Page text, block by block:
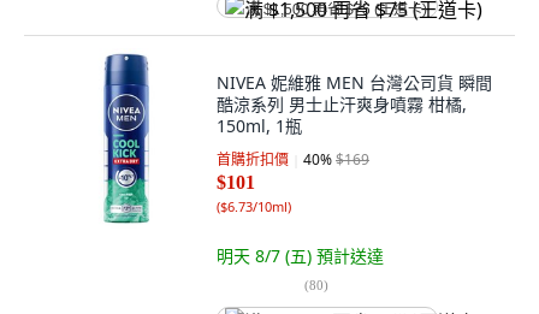
满 $1,500 再省 $75 (王道卡)
NIVEA 妮維雅 MEN 台灣公司貨 瞬間
酷涼系列 男士止汗爽身噴霧 柑橘,
150ml, 1瓶
首購折扣價 40%$169
$101
($6.73/10ml)
明天 8/7 (五) 預計送達
(80)